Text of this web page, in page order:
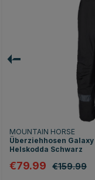
MOUNTAIN HORSE
Überziehhosen
Helskodda Schwarz
€79.99 €159.99